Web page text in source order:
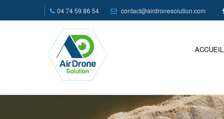
04 74 59 86 54 contact@airdronesolution.com
ACCUEIL